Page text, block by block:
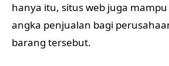
hanya itu, situs web juga
angka penjualan bagi
barang tersebut.